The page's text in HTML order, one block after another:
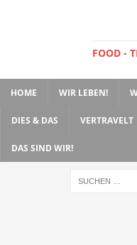
FOOD -
HOME WIR LEBEN!
DIES & DAS VERTRAVELT
DAS SIND WIR!